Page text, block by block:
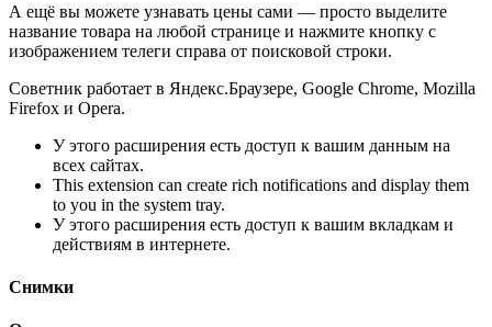
А ещё вы можете узнавать цены сами — просто выделите
название товара на любой странице и нажмите кнопку с
изображением телеги справа от поисковой строки.
Советник работает в Яндекс.Браузере, Google Chrome, Mozilla
Firefox и Opera.
У этого расширения есть доступ к вашим данным на
всех сайтах.
This extension can create rich notifications and display them
to you in the system tray.
У этого расширения есть доступ к вашим вкладкам и
действиям в интернете.
Снимки